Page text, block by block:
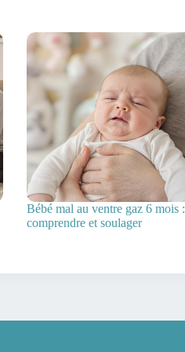
Bébé mal au ventre gaz 6 mois :
comprendre et soulager